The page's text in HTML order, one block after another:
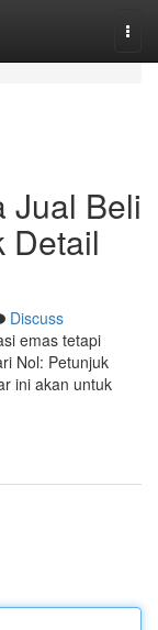
Jual Beli
Detail
Discuss
emas tetapi
Nol: Petunjuk
ini akan untuk